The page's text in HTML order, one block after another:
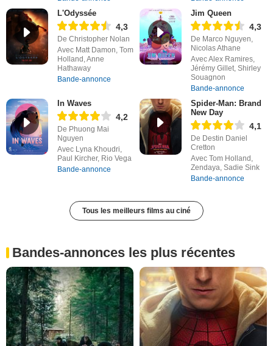
L'Odyssée
4,3
De Christopher Nolan
Avec Matt Damon, Tom
Holland, Anne
Hathaway
Bande-annonce
Jim Queen
4,3
De Marco Nguyen,
Nicolas Athane
Avec Alex Ramires,
Jérémy Gillet, Shirley
Souagnon
Bande-annonce
In Waves
4,2
De Phuong Mai
Nguyen
Avec Lyna Khoudri,
Paul Kircher, Rio Vega
Bande-annonce
Spider-Man: Brand
New Day
4,1
De Destin Daniel
Cretton
Avec Tom Holland,
Zendaya, Sadie Sink
Bande-annonce
Tous les meilleurs films au ciné
Bandes-annonces les plus récentes